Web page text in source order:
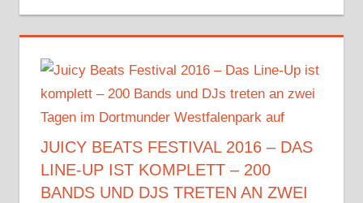
JUICY BEATS FESTIVAL 2016 – DAS
LINE-UP IST KOMPLETT – 200
BANDS UND DJS TRETEN AN ZWEI